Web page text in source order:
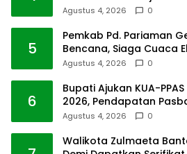
Agustus 4, 2026 0
5
Pemkab Pd. Pariaman
Bencana, Siaga Cuaca
Agustus 4, 2026 0
6
Bupati Ajukan KUA-
2026, Pendapatan
Agustus 4, 2026 0
Walikota Zulmaeta